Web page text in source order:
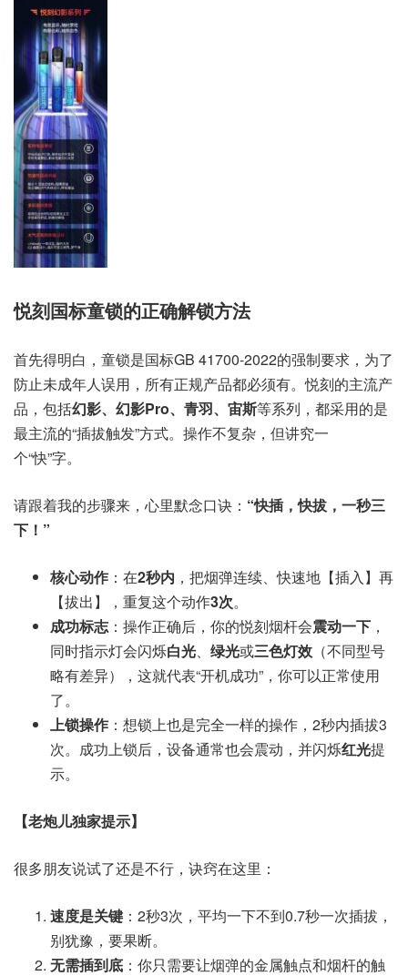
悦刻国标童锁的正确解锁方法
首先得明白，童锁是国标GB 41700-2022的强制要求，为了
防止未成年人误用，所有正规产品都必须有。悦刻的主流产
品，包括幻影、幻影Pro、青羽、宙斯等系列，都采用的是
最主流的“插拔触发”方式。操作不复杂，但讲究一
个“快”字。
请跟着我的步骤来，心里默念口诀： “快插，快拔，一秒三
下！”
核心动作 ：在2秒内 ，把烟弹连续、快速地【插入】再
【拔出】，重复这个动作3次。
成功标志：操作正确后，你的悦刻烟杆会震动一下 ，
同时指示灯会闪烁白光、 绿光或三色灯效 （不同型号
略有差异），这就代表“开机成功”，你可以正常使用
了。
上锁操作 ：想锁上也是完全一样的操作，2秒内插拔3
次。成功上锁后，设备通常也会震动，并闪烁红光提
示。
【老炮儿独家提示】
很多朋友说试了还是不行，诀窍在这里：
速度是关键 ：2秒3次，平均一下不到0.7秒一次插拔，
别犹豫，要果断。
无需插到底 ：你只需要让烟弹的金属触点和烟杆的触